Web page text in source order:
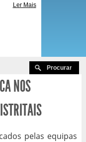
Ler Mais
NOS
pelas equipas